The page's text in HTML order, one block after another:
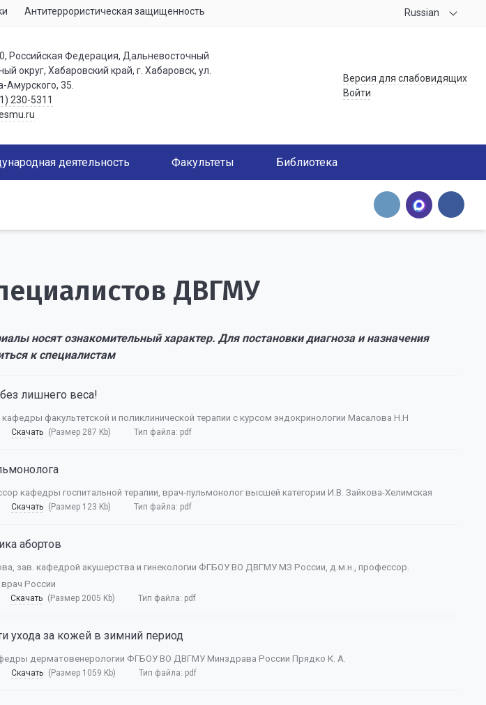
Антитеррористическая защищенность Russian
Российская Федерация, Дальневосточный
округ, Хабаровский край, г. Хабаровск, ул.
Амурского, 35.
230-5311
Версия для слабовидящих
Войти
деятельность Факультеты Библиотека
ДВГМУ
носят ознакомительный характер. Для постановки диагноза и назначения
к специалистам
лишнего веса!
факультетской и поликлинической терапии с курсом эндокринологии Масалова Н.Н
Скачать (Размер 287 Kb) Тип файла: pdf
кафедры госпитальной терапии, врач-пульмонолог высшей категории И.В. Зайкова-Хелимская
Скачать (Размер 123 Kb) Тип файла: pdf
абортов
зав. кафедрой акушерства и гинекологии ФГБОУ ВО ДВГМУ МЗ России, д.м.н., профессор.
России
Скачать (Размер 2005 Kb) Тип файла: pdf
ухода за кожей в зимний период
дерматовенерологии ФГБОУ ВО ДВГМУ Минздрава России Прядко К. А.
Скачать (Размер 1059 Kb) Тип файла: pdf